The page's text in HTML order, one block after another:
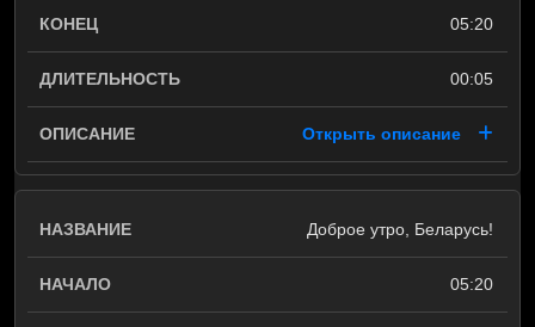
05:20
00:05
Открыть описание
Доброе утро, Беларусь!
05:20